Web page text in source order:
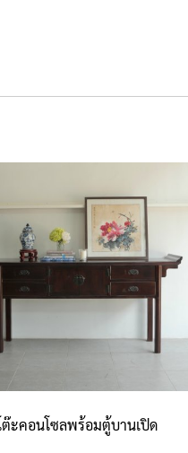
ต๊ะคอนโซลพร้อมตู้บานเปิด